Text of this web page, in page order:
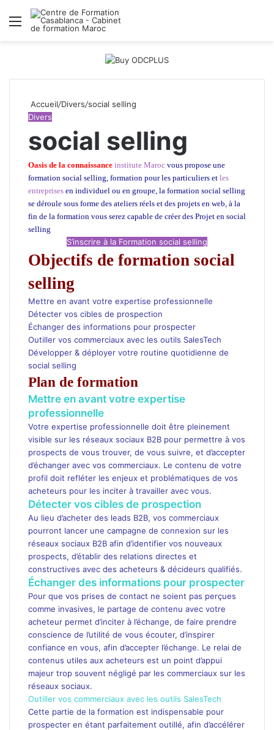
Menu
Accueil/Divers/social selling
Divers
social selling
Oasis de la connaissance institute Maroc vous propose une
formation social selling, formation pour les particuliers et les
entreprises en individuel ou en groupe, la formation social selling
se déroule sous forme des ateliers réels et des projets en web, à la
fin de la formation vous serez capable de créer des Projet en social
selling
S’inscrire à la Formation social selling
Objectifs de formation social
selling
Mettre en avant votre expertise professionnelle
Détecter vos cibles de prospection
Échanger des informations pour prospecter
Outiller vos commerciaux avec les outils SalesTech
Développer & déployer votre routine quotidienne de
social selling
Plan de formation
Mettre en avant votre expertise
professionnelle
Votre expertise professionnelle doit être pleinement
visible sur les réseaux sociaux B2B pour permettre à vos
prospects de vous trouver, de vous suivre, et d’accepter
d’échanger avec vos commerciaux. Le contenu de votre
profil doit refléter les enjeux et problématiques de vos
acheteurs pour les inciter à travailler avec vous.
Détecter vos cibles de prospection
Au lieu d’acheter des leads B2B, vos commerciaux
pourront lancer une campagne de connexion sur les
réseaux sociaux B2B afin d’identifier vos nouveaux
prospects, d’établir des relations directes et
constructives avec des acheteurs & décideurs qualifiés.
Échanger des informations pour prospecter
Pour que vos prises de contact ne soient pas perçues
comme invasives, le partage de contenu avec votre
acheteur permet d’inciter à l’échange, de faire prendre
conscience de l’utilité de vous écouter, d’inspirer
confiance en vous, afin d’accepter l’échange. Le relai de
contenus utiles aux acheteurs est un point d’appui
majeur trop souvent négligé par les commerciaux sur les
réseaux sociaux.
Outiller vos commerciaux avec les outils SalesTech
Cette partie de la formation est indispensable pour
prospecter en étant parfaitement outillé, afin d’accélérer